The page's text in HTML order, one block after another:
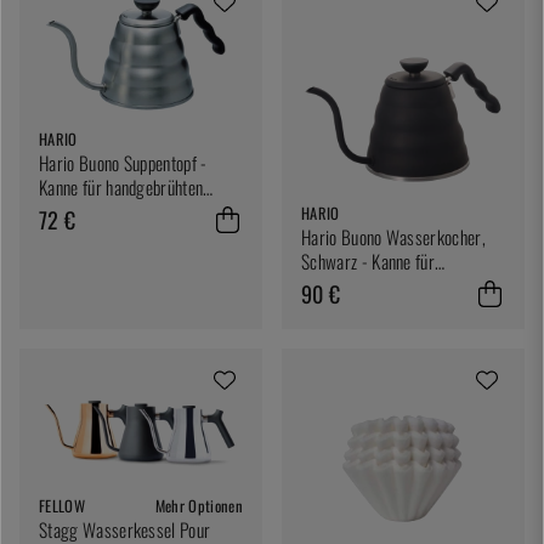
HARIO
Hario Buono Suppentopf -
Kanne für handgebrühten
Kaffee
72 € HARIO
Hario Buono Wasserkocher,
Schwarz - Kanne für
handgebrühten Kaffee
90 €
FELLOW Mehr Optionen
Stagg Wasserkessel Pour